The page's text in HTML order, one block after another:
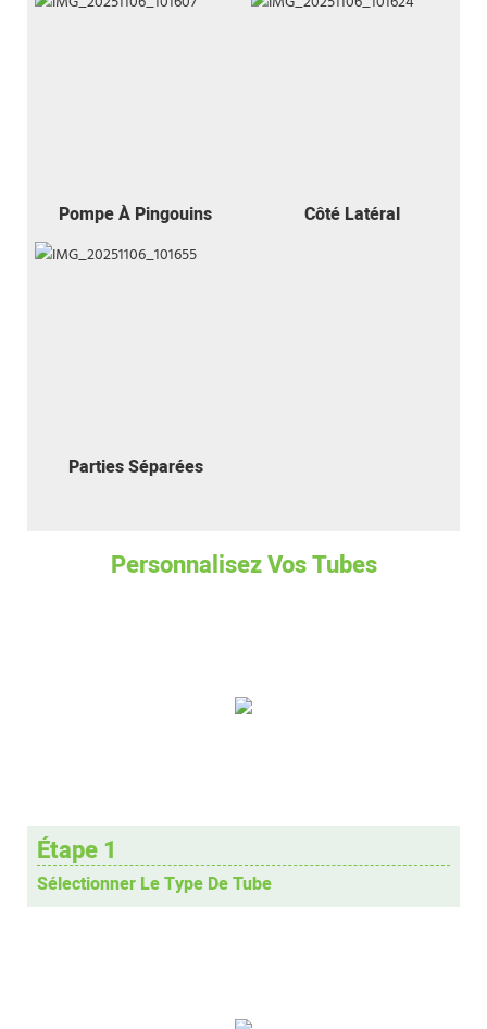
Pompe À Pingouins Côté Latéral
Parties Séparées
Personnalisez Vos Tubes
Étape 1
Sélectionner Le Type De Tube